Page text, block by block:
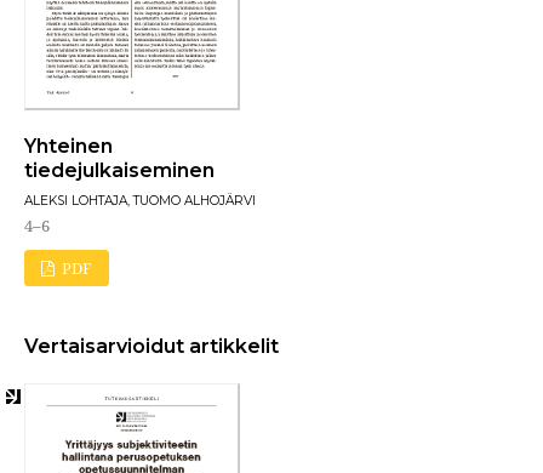
Yhteinen
tiedejulkaiseminen
ALEKSI LOHTAJA, TUOMO ALHOJÄRVI
4–6
PDF
Vertaisarvioidut artikkelit